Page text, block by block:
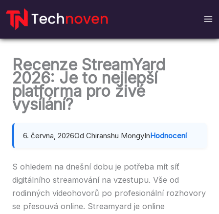
obsah
Recenze StreamYard
2026: Je to nejlepší
platforma pro živé
vysílání?
6. června, 2026Od Chiranshu MongyInHodnocení
S ohledem na dnešní dobu je potřeba mít síť
digitálního streamování na vzestupu. Vše od
rodinných videohovorů po profesionální rozhovory
se přesouvá online. Streamyard je online